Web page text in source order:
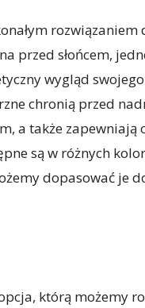
rozwiązaniem
przed słońcem,
wygląd
chronią przed
a także zapewniają
są w różnych
dopasować je
którą możemy